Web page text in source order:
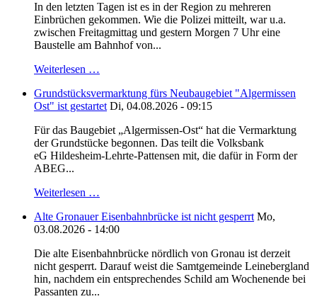
In den letzten Tagen ist es in der Region zu mehreren
Einbrüchen gekommen. Wie die Polizei mitteilt, war u.a.
zwischen Freitagmittag und gestern Morgen 7 Uhr eine
Baustelle am Bahnhof von...
Weiterlesen …
Grundstücksvermarktung fürs Neubaugebiet "Algermissen
Ost" ist gestartet Di, 04.08.2026 - 09:15
Für das Baugebiet „Algermissen-Ost“ hat die Vermarktung
der Grundstücke begonnen. Das teilt die Volksbank
eG Hildesheim-Lehrte-Pattensen mit, die dafür in Form der
ABEG...
Weiterlesen …
Alte Gronauer Eisenbahnbrücke ist nicht gesperrt Mo,
03.08.2026 - 14:00
Die alte Eisenbahnbrücke nördlich von Gronau ist derzeit
nicht gesperrt. Darauf weist die Samtgemeinde Leinebergland
hin, nachdem ein entsprechendes Schild am Wochenende bei
Passanten zu...